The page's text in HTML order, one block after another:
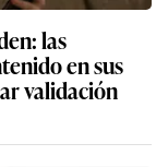
las
en sus
validación